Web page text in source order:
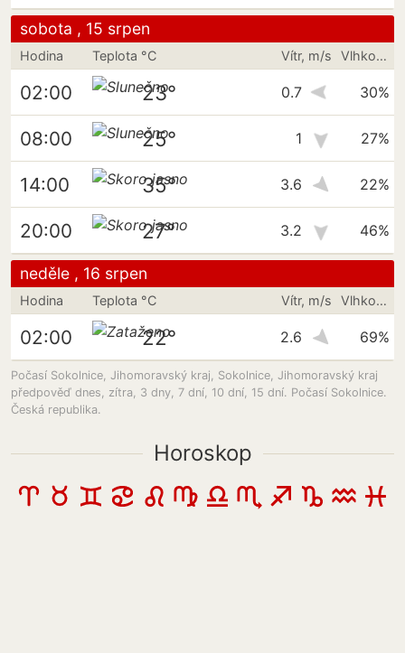
sobota , 15 srpen
Hodina Teplota °C Vítr, m/s Vlhkost vzduchu
02:00 23° 0.7 30%
08:00 25° 1 27%
14:00 35° 3.6 22%
20:00 27° 3.2 46%
neděle , 16 srpen
Hodina Teplota °C Vítr, m/s Vlhkost vzduchu
02:00 22° 2.6 69%
Počasí Sokolnice, Jihomoravský kraj, Sokolnice, Jihomoravský kraj
předpověď dnes, zítra, 3 dny, 7 dní, 10 dní, 15 dní. Počasí Sokolnice.
Česká republika.
Horoskop